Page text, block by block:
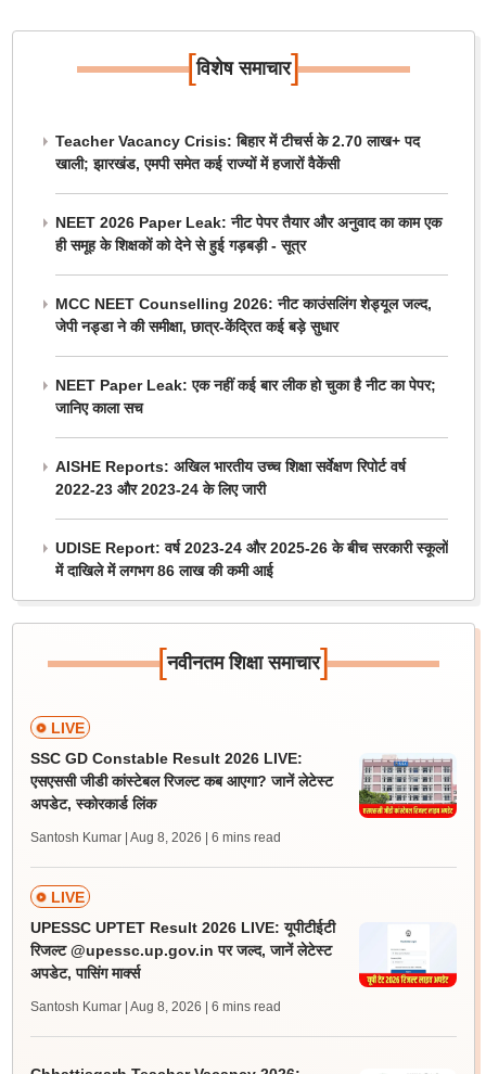
[विशेष समाचार]
Teacher Vacancy Crisis: बिहार में टीचर्स के 2.70 लाख+ पद
खाली; झारखंड, एमपी समेत कई राज्यों में हजारों वैकेंसी
NEET 2026 Paper Leak: नीट पेपर तैयार और अनुवाद का काम एक
ही समूह के शिक्षकों को देने से हुई गड़बड़ी - सूत्र
MCC NEET Counselling 2026: नीट काउंसलिंग शेड्यूल जल्द,
जेपी नड्डा ने की समीक्षा, छात्र-केंद्रित कई बड़े सुधार
NEET Paper Leak: एक नहीं कई बार लीक हो चुका है नीट का पेपर;
जानिए काला सच
AISHE Reports: अखिल भारतीय उच्च शिक्षा सर्वेक्षण रिपोर्ट वर्ष
2022-23 और 2023-24 के लिए जारी
UDISE Report: वर्ष 2023-24 और 2025-26 के बीच सरकारी स्कूलों
में दाखिले में लगभग 86 लाख की कमी आई
[नवीनतम शिक्षा समाचार]
LIVE
SSC GD Constable Result 2026 LIVE:
एसएससी जीडी कांस्टेबल रिजल्ट कब आएगा? जानें लेटेस्ट
अपडेट, स्कोरकार्ड लिंक
Santosh Kumar | Aug 8, 2026 | 6 mins read
LIVE
UPESSC UPTET Result 2026 LIVE: यूपीटीईटी
रिजल्ट @upessc.up.gov.in पर जल्द, जानें लेटेस्ट
अपडेट, पासिंग मार्क्स
Santosh Kumar | Aug 8, 2026 | 6 mins read